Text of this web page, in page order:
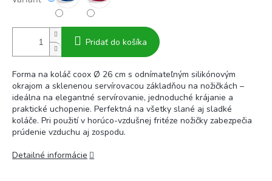
Pridať do košíka
Forma na koláč coox Ø 26 cm s odnímateľným silikónovým
okrajom a sklenenou servírovacou základňou na nožičkách –
ideálna na elegantné servírovanie, jednoduché krájanie a
praktické uchopenie. Perfektná na všetky slané aj sladké
koláče. Pri použití v horúco-vzdušnej fritéze nožičky zabezpečia
prúdenie vzduchu aj zospodu.
Detailné informácie